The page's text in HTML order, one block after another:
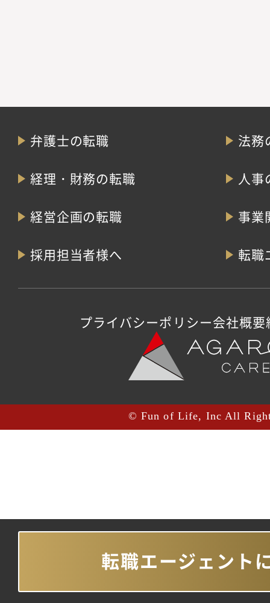
弁護士の転職 法務
経理・財務の転職 人事
経営企画の転職 事業
採用担当者様へ 転職
プライバシーポリシー会社概要
転職エージェント
© Fun of Life, Inc All Right